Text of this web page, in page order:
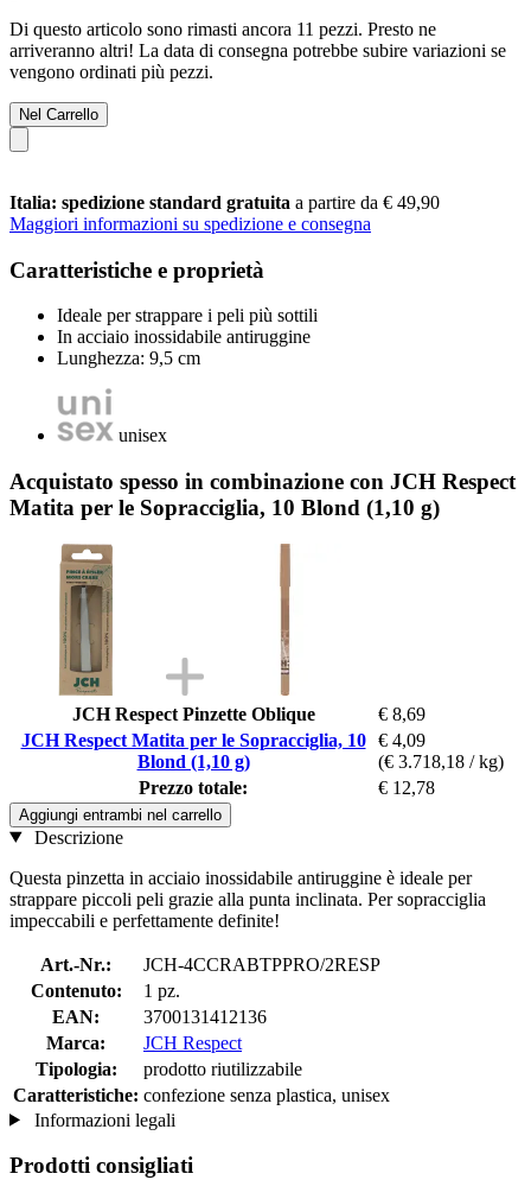
Di questo articolo sono rimasti ancora 11 pezzi. Presto ne
arriveranno altri! La data di consegna potrebbe subire variazioni se
vengono ordinati più pezzi.
Nel Carrello
Italia: spedizione standard gratuita a partire da € 49,90
Maggiori informazioni su spedizione e consegna
Caratteristiche e proprietà
Ideale per strappare i peli più sottili
In acciaio inossidabile antiruggine
Lunghezza: 9,5 cm
unisex
Acquistato spesso in combinazione con JCH Respect
Matita per le Sopracciglia, 10 Blond (1,10 g)
JCH Respect Pinzette Oblique
€ 8,69
JCH Respect Matita per le Sopracciglia, 10
Blond (1,10 g)
€ 4,09
(€ 3.718,18 / kg)
Prezzo totale:
€ 12,78
Aggiungi entrambi nel carrello
Descrizione
Questa pinzetta in acciaio inossidabile antiruggine è ideale per
strappare piccoli peli grazie alla punta inclinata. Per sopracciglia
impeccabili e perfettamente definite!
Art.-Nr.:
JCH-4CCRABTPPRO/2RESP
Contenuto:
1 pz.
EAN:
3700131412136
Marca:
JCH Respect
Tipologia:
prodotto riutilizzabile
Caratteristiche: confezione senza plastica, unisex
Informazioni legali
Prodotti consigliati